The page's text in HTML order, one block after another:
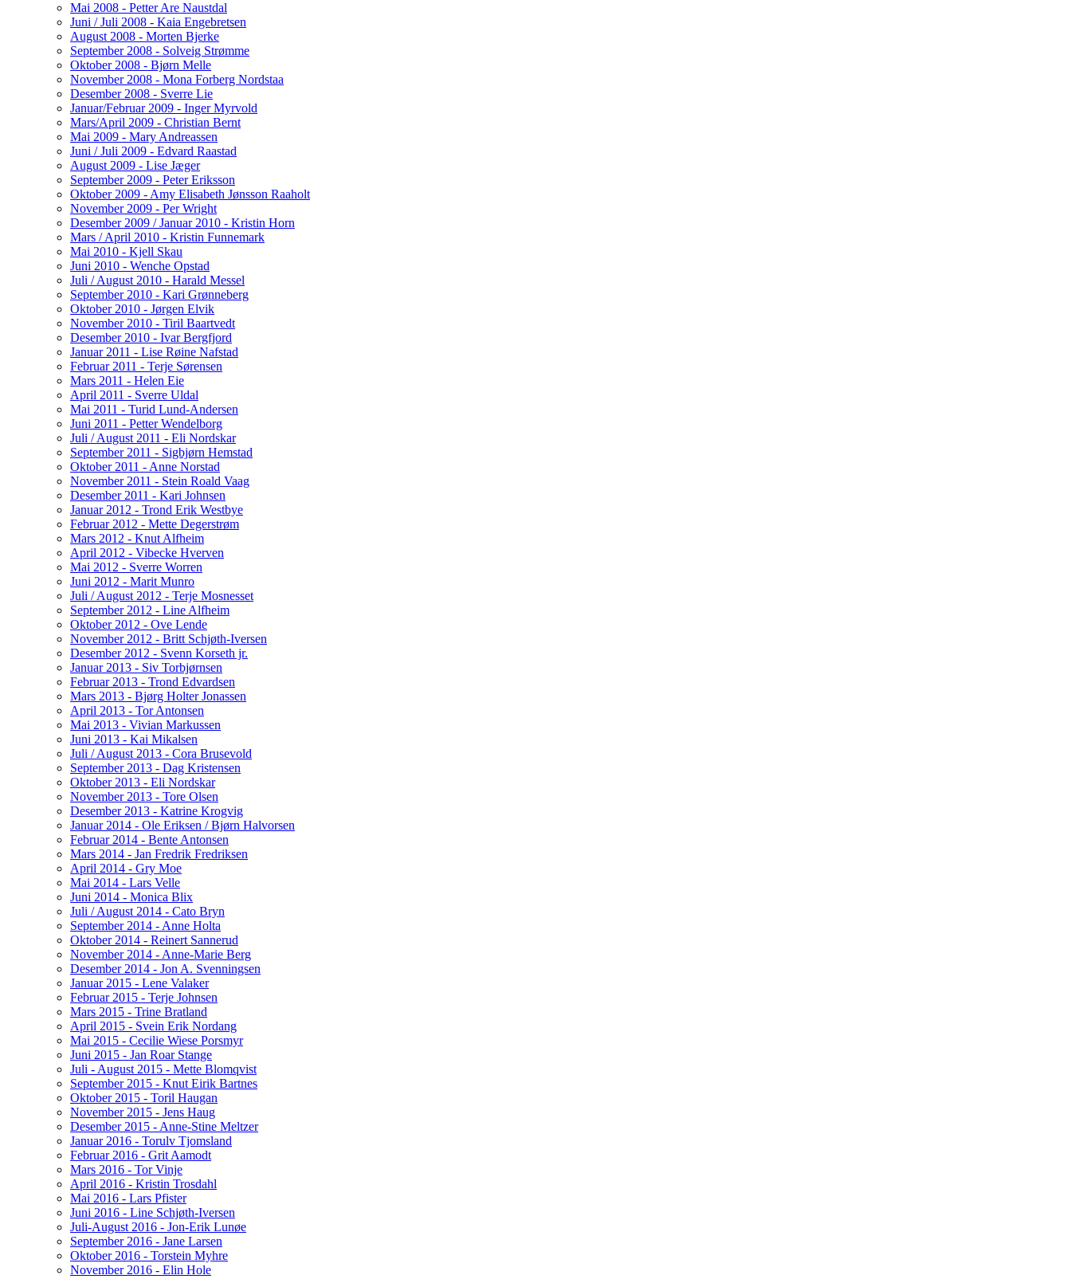
Mai 2008 - Petter Are Naustdal
Juni / Juli 2008 - Kaia Engebretsen
August 2008 - Morten Bjerke
September 2008 - Solveig Strømme
Oktober 2008 - Bjørn Melle
November 2008 - Mona Forberg Nordstaa
Desember 2008 - Sverre Lie
Januar/Februar 2009 - Inger Myrvold
Mars/April 2009 - Christian Bernt
Mai 2009 - Mary Andreassen
Juni / Juli 2009 - Edvard Raastad
August 2009 - Lise Jæger
September 2009 - Peter Eriksson
Oktober 2009 - Amy Elisabeth Jønsson Raaholt
November 2009 - Per Wright
Desember 2009 / Januar 2010 - Kristin Horn
Mars / April 2010 - Kristin Funnemark
Mai 2010 - Kjell Skau
Juni 2010 - Wenche Opstad
Juli / August 2010 - Harald Messel
September 2010 - Kari Grønneberg
Oktober 2010 - Jørgen Elvik
November 2010 - Tiril Baartvedt
Desember 2010 - Ivar Bergfjord
Januar 2011 - Lise Røine Nafstad
Februar 2011 - Terje Sørensen
Mars 2011 - Helen Eie
April 2011 - Sverre Uldal
Mai 2011 - Turid Lund-Andersen
Juni 2011 - Petter Wendelborg
Juli / August 2011 - Eli Nordskar
September 2011 - Sigbjørn Hemstad
Oktober 2011 - Anne Norstad
November 2011 - Stein Roald Vaag
Desember 2011 - Kari Johnsen
Januar 2012 - Trond Erik Westbye
Februar 2012 - Mette Degerstrøm
Mars 2012 - Knut Alfheim
April 2012 - Vibecke Hverven
Mai 2012 - Sverre Worren
Juni 2012 - Marit Munro
Juli / August 2012 - Terje Mosnesset
September 2012 - Line Alfheim
Oktober 2012 - Ove Lende
November 2012 - Britt Schjøth-Iversen
Desember 2012 - Svenn Korseth jr.
Januar 2013 - Siv Torbjørnsen
Februar 2013 - Trond Edvardsen
Mars 2013 - Bjørg Holter Jonassen
April 2013 - Tor Antonsen
Mai 2013 - Vivian Markussen
Juni 2013 - Kai Mikalsen
Juli / August 2013 - Cora Brusevold
September 2013 - Dag Kristensen
Oktober 2013 - Eli Nordskar
November 2013 - Tore Olsen
Desember 2013 - Katrine Krogvig
Januar 2014 - Ole Eriksen / Bjørn Halvorsen
Februar 2014 - Bente Antonsen
Mars 2014 - Jan Fredrik Fredriksen
April 2014 - Gry Moe
Mai 2014 - Lars Velle
Juni 2014 - Monica Blix
Juli / August 2014 - Cato Bryn
September 2014 - Anne Holta
Oktober 2014 - Reinert Sannerud
November 2014 - Anne-Marie Berg
Desember 2014 - Jon A. Svenningsen
Januar 2015 - Lene Valaker
Februar 2015 - Terje Johnsen
Mars 2015 - Trine Bratland
April 2015 - Svein Erik Nordang
Mai 2015 - Cecilie Wiese Porsmyr
Juni 2015 - Jan Roar Stange
Juli - August 2015 - Mette Blomqvist
September 2015 - Knut Eirik Bartnes
Oktober 2015 - Toril Haugan
November 2015 - Jens Haug
Desember 2015 - Anne-Stine Meltzer
Januar 2016 - Torulv Tjomsland
Februar 2016 - Grit Aamodt
Mars 2016 - Tor Vinje
April 2016 - Kristin Trosdahl
Mai 2016 - Lars Pfister
Juni 2016 - Line Schjøth-Iversen
Juli-August 2016 - Jon-Erik Lunøe
September 2016 - Jane Larsen
Oktober 2016 - Torstein Myhre
November 2016 - Elin Hole